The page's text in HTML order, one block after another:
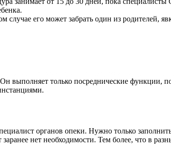
его может забрать один из родителей,
только посреднические функции,
органов опеки. Нужно только
нет необходимости. Тем более, что в